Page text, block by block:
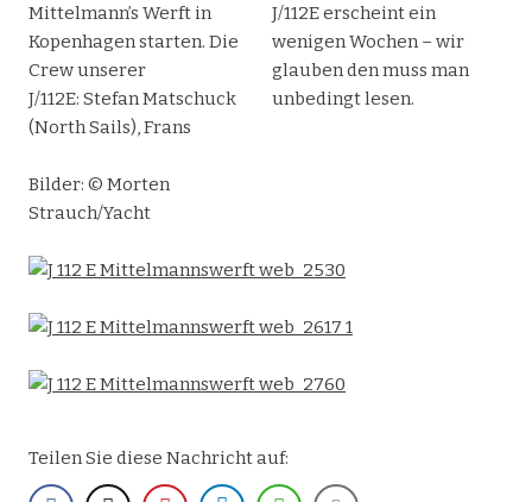
Mittelmann’s Werft in
Kopenhagen starten. Die
Crew unserer
J/112E: Stefan Matschuck
(North Sails), Frans
J/112E erscheint ein
wenigen Wochen – wir
glauben den muss man
unbedingt lesen.
Bilder: © Morten
Strauch/Yacht
Teilen Sie diese Nachricht auf: